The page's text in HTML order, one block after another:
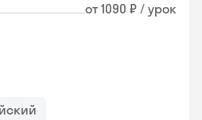
от 1090 ₽ / урок